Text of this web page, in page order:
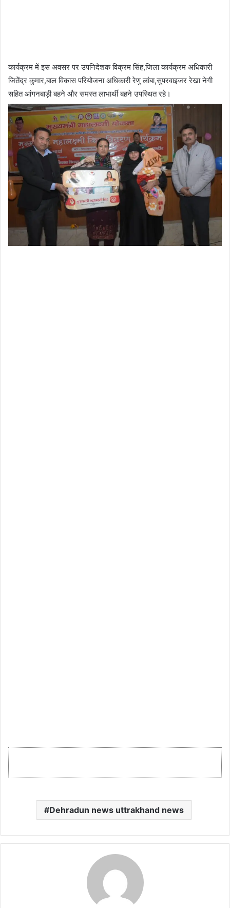
कार्यक्रम में इस अवसर पर उपनिदेशक विक्रम सिंह,जिला कार्यक्रम अधिकारी
जितेंद्र कुमार,बाल विकास परियोजना अधिकारी रेणु लांबा,सुपरवाइजर रेखा नेगी
सहित आंगनबाड़ी बहने और समस्त लाभार्थी बहने उपस्थित रहे।
Dehradun news uttrakhand news